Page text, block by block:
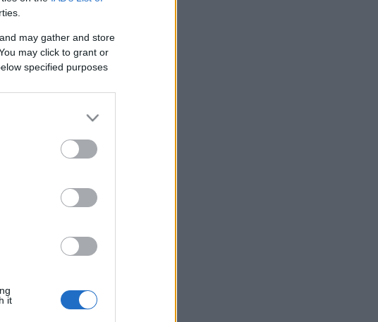
may gather and store
may click to grant or
specified purposes
it